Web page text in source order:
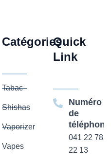
Catégories
Tabac
Shishas
Vaporizer
Vapes
Quick
Link
Numéro
de
téléphone
041 22 782
22 13